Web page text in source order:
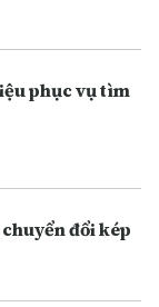
phục vụ tìm
đổi kép